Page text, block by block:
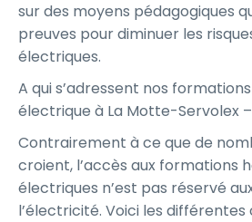
sur des moyens pédagogiques
preuves pour diminuer les
électriques.
A qui s’adressent nos
électrique à La Motte-Servolex
Contrairement à ce que de
croient, l’accès aux formations
électriques n’est pas réservé
l’électricité. Voici les